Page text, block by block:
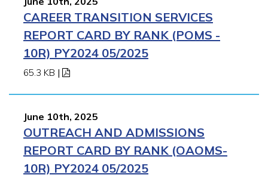
CAREER TRANSITION SERVICES
REPORT CARD BY RANK (POMS -
10R) PY2024 05/2025
65.3 KB |
June 10th, 2025
OUTREACH AND ADMISSIONS
REPORT CARD BY RANK (OAOMS-
10R) PY2024 05/2025